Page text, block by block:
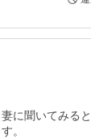
に聞いてみる
。